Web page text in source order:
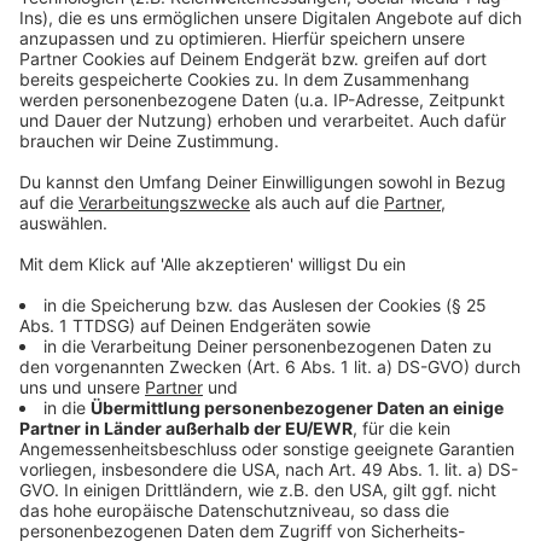
Anzeige
©Copyright: ZDF
Flucht ist nicht leicht...
©Copyright: ZDF
Die Crew muss auch außerhalb des U-Bootes
Abenteuer bestehen.
Anzeige